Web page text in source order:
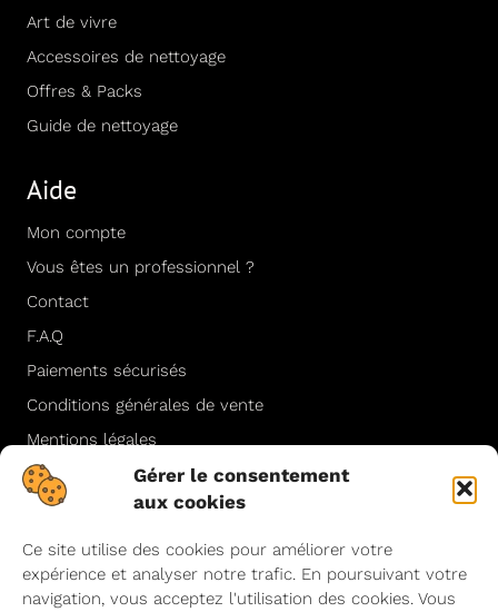
Gérer le consentement
aux cookies
Ce site utilise des cookies pour améliorer votre
expérience et analyser notre trafic. En poursuivant votre
navigation, vous acceptez l'utilisation des cookies. Vous
Art de vivre
Accessoires de nettoyage
Offres & Packs
Guide de nettoyage
Aide
Mon compte
Vous êtes un professionnel ?
Contact
F.A.Q
Paiements sécurisés
Conditions générales de vente
Mentions légales
Politique de cookies (UE)
Politique de confidentialité
Contact
90 – 92 Route de la Reine